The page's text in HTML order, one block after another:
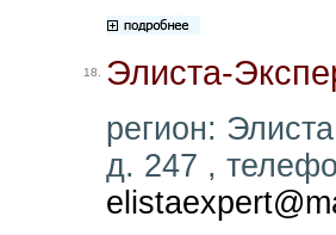
18. Элиста-
регион:
д. 247 ,